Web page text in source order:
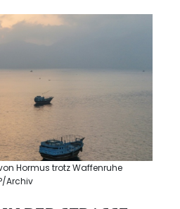
Hormus trotz Waffenruhe
Archiv